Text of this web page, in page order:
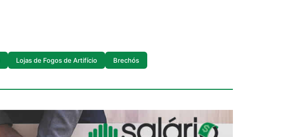
Lojas de Fogos de Artifício Brechós